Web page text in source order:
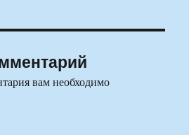
вам необходимо